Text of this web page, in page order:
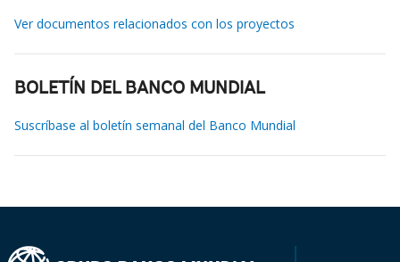
Ver documentos relacionados con los proyectos
BOLETÍN DEL BANCO MUNDIAL
Suscríbase al boletín semanal del Banco Mundial